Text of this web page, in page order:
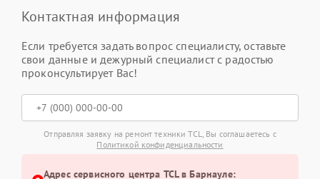
Контактная информация
Если требуется задать вопрос специалисту, оставьте
свои данные и дежурный специалист с радостью
проконсультирует Вас!
Отправляя заявку на ремонт техники TCL, Вы соглашаетесь с
Политикой конфиденциальности
Адрес сервисного центра TCL в Барнауле: